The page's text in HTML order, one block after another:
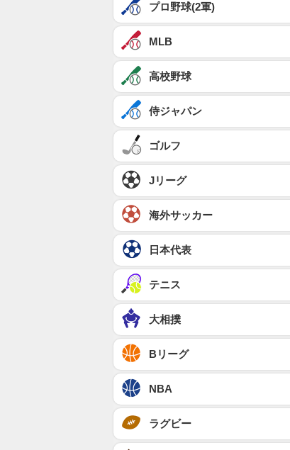
プロ野球(2軍)
MLB
高校野球
侍ジャパン
ゴルフ
Jリーグ
海外サッカー
日本代表
テニス
大相撲
Bリーグ
NBA
ラグビー